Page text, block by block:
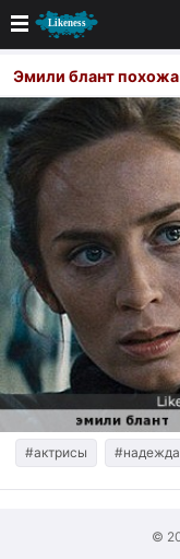
Новые
Лучшие
Голосование
Кандидаты
Случайное
Создать
Для публикации
Поиск
Эмили блант
#актрисы #надежда
©